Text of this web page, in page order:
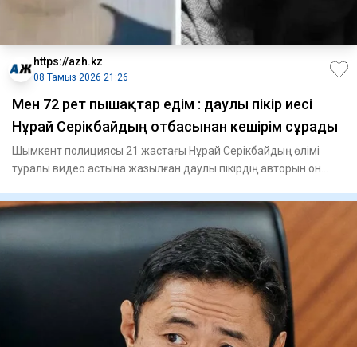
https://azh.kz
08 Тамыз 2026 21:26
Мен 72 рет пышақтар едім : даулы пікір иесі
Нұрай Серікбайдың отбасынан кешірім сұрады
Шымкент полициясы 21 жастағы Нұрай Серікбайдың өлімі
туралы видео астына жазылған даулы пікірдің авторын он